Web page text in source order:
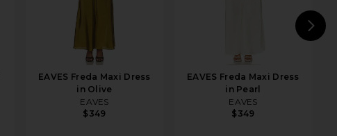
EAVES Freda Maxi Dress
in Olive
EAVES
$349
EAVES Freda Maxi Dress
in Pearl
EAVES
$349